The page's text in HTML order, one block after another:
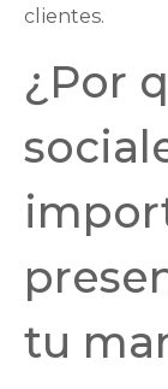
clientes.
¿Por
tu